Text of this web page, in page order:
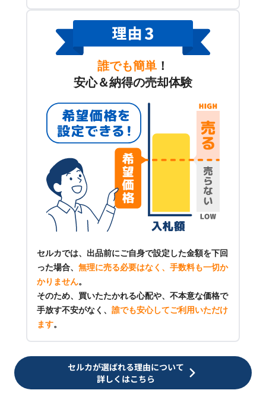
誰でも簡単 ！
安心＆納得の売却体験
セルカでは、出品前にご自身で設定した金額を下回
った場合、 無理に売る必要はなく、手数料も一切か
かりません。
そのため、買いたたかれる心配や、不本意な価格で
手放す不安がなく、 誰でも安心してご利用いただけ
ます。
セルカが選ばれる理由について
詳しくはこちら